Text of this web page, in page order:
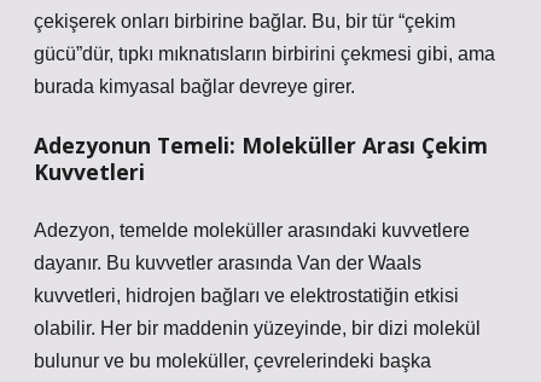
çekişerek onları birbirine bağlar. Bu, bir tür “çekim
gücü”dür, tıpkı mıknatısların birbirini çekmesi gibi, ama
burada kimyasal bağlar devreye girer.
Adezyonun Temeli: Moleküller Arası Çekim
Kuvvetleri
Adezyon, temelde moleküller arasındaki kuvvetlere
dayanır. Bu kuvvetler arasında Van der Waals
kuvvetleri, hidrojen bağları ve elektrostatiğin etkisi
olabilir. Her bir maddenin yüzeyinde, bir dizi molekül
bulunur ve bu moleküller, çevrelerindeki başka